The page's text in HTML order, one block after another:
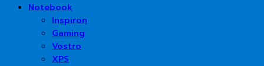
Notebook
Inspiron
Gaming
Vostro
XPS